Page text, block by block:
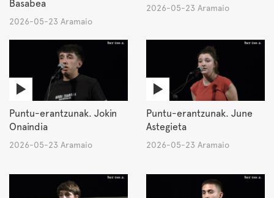
Basabea
2026-05-23 Aramaio
2026-05-23 Aramaio
Puntu-erantzunak. Jokin
Onaindia
2026-05-23 Aramaio
Puntu-erantzunak. June
Astegieta
2026-05-23 Aramaio